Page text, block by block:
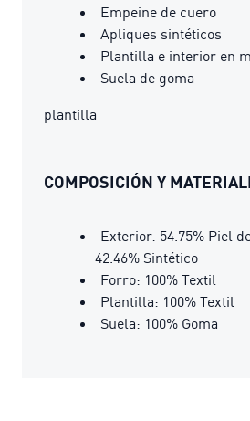
Empeine de cuero
Apliques sintéticos
Plantilla e interior en
Suela de goma
plantilla
COMPOSICIÓN Y
Exterior: 54.75% Piel
42.46% Sintético
Forro: 100% Textil
Plantilla: 100% Textil
Suela: 100% Goma